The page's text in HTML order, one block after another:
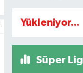
Yükleniyor...
Süper